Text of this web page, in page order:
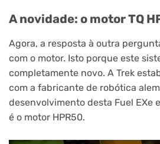
A novidade: o motor TQ
Agora, a resposta à outra
com o motor. Isto porque este
completamente novo. A Trek
com a fabricante de robótica
desenvolvimento desta Fuel EXe
é o motor HPR50.